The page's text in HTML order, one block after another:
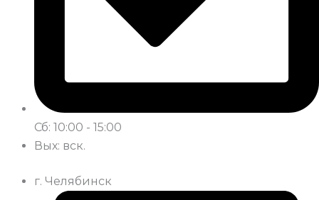
Сб: 10:00 - 15:00
Вых: вск.
г. Челябинск